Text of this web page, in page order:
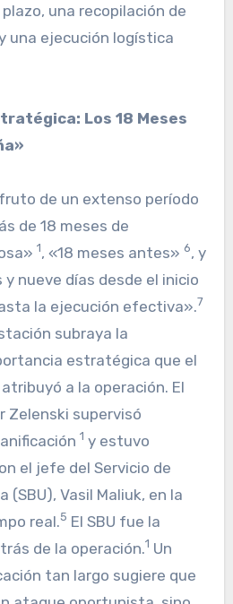
una recopilación de
una ejecución logística
Los 18 Meses
de un extenso período
de 18 meses de
1, «18 meses antes» 6, y
y nueve días desde el inicio
la ejecución efectiva».7
subraya la
estratégica que el
a la operación. El
Zelenski supervisó
1 y estuvo
el jefe del Servicio de
(SBU), Vasil Maliuk, en la
real.5 El SBU fue la
de la operación.1 Un
tan largo sugiere que